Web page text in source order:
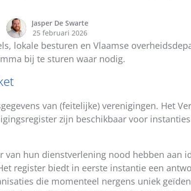
Jasper De Swarte
25 februari 2026
lokale besturen en Vlaamse
bij te sturen waar nodig.
van (feitelijke) verenigingen. Het
zijn beschikbaar voor
hun dienstverlening nood hebben aan
register biedt in eerste instantie een
die momenteel nergens uniek